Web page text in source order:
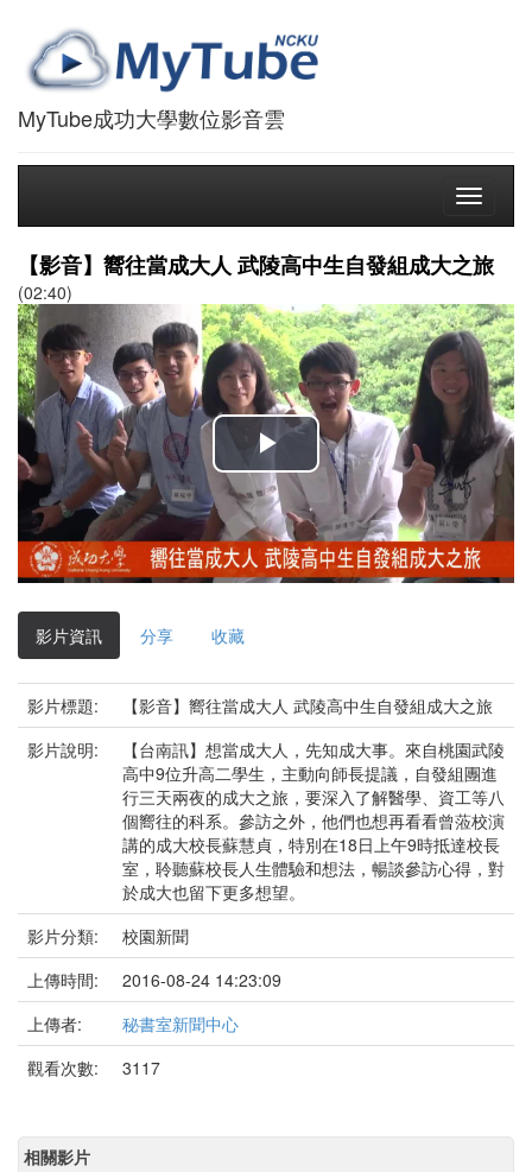
MyTube成功大學數位影音雲
Toggle
【影音】嚮往當成大人 武陵高中生自發組成大之旅
(02:40)
播
放
影
影片資訊 分享 收藏
影片標題:
【影音】嚮往當成大人 武陵高中生自發組成大之旅
影片說明:
【台南訊】想當成大人，先知成大事。來自桃園武陵
高中9位升高二學生，主動向師長提議，自發組團進
行三天兩夜的成大之旅，要深入了解醫學、資工等八
個嚮往的科系。參訪之外，他們也想再看看曾蒞校演
講的成大校長蘇慧貞，特別在18日上午9時抵達校長
室，聆聽蘇校長人生體驗和想法，暢談參訪心得，對
於成大也留下更多想望。
影片分類:
校園新聞
上傳時間:
2016-08-24 14:23:09
上傳者:
秘書室新聞中心
觀看次數:
3117
相關影片